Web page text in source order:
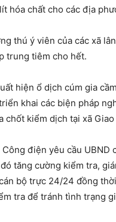
hóa chất cho các địa
thú ý viên của các xã
trung tiêm cho hết.
hiện ổ dịch cúm gia
khai các biện pháp
kiểm dịch tại xã
điện yêu cầu
tăng cường kiểm tra,
bộ trực 24/24 đồng
tra để tránh tình trạng